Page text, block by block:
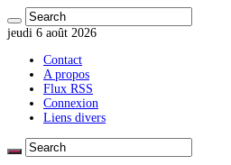
jeudi 6 août 2026
Contact
A propos
Flux RSS
Connexion
Liens divers